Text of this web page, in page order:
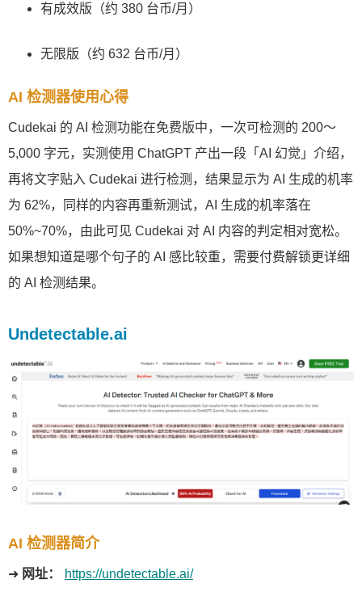
有成效版（约 380 台币/月）
无限版（约 632 台币/月）
AI 检测器使用心得
Cudekai 的 AI 检测功能在免费版中，一次可检测的 200～
5,000 字元，实测使用 ChatGPT 产出一段「AI 幻觉」介绍，
再将文字贴入 Cudekai 进行检测，结果显示为 AI 生成的机率
为 62%，同样的内容再重新测试，AI 生成的机率落在
50%~70%，由此可见 Cudekai 对 AI 内容的判定相对宽松。
如果想知道是哪个句子的 AI 感比较重，需要付费解锁更详细
的 AI 检测结果。
Undetectable.ai
AI 检测器简介
➜ 网址： https://undetectable.ai/